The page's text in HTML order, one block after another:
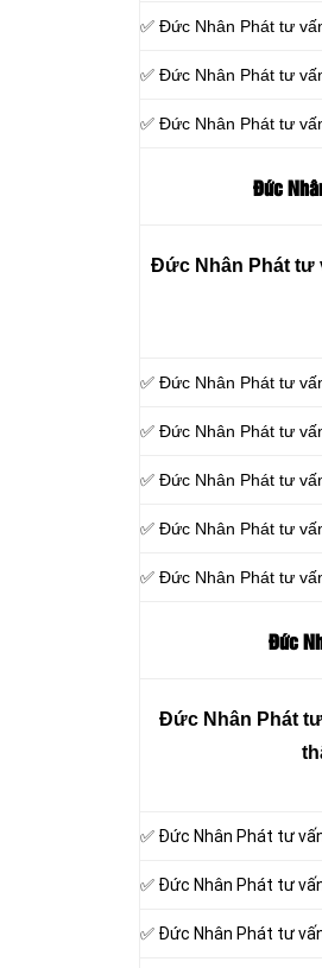
✅ Đức Nhân Phát tư
✅ Đức Nhân Phát tư
✅ Đức Nhân Phát tư
Đức
Đức Nhân Phát tư
✅ Đức Nhân Phát tư
✅ Đức Nhân Phát tư
✅ Đức Nhân Phát tư
✅ Đức Nhân Phát tư
✅ Đức Nhân Phát tư
Đức
Đức Nhân Phát
✅ Đức Nhân Phát tư
✅ Đức Nhân Phát tư
✅ Đức Nhân Phát tư